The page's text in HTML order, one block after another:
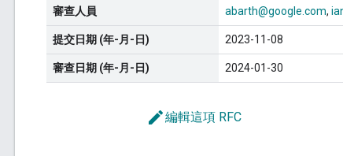
審查人員 abarth@google.com
提交日期 (年-月-日) 2023-11-08
審查日期 (年-月-日) 2024-01-30
edit編輯這項 RFC